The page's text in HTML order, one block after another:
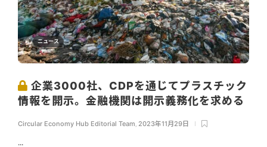
ニュース
企業3000社、CDPを通じてプラスチック
情報を開示。金融機関は開示義務化を求める
Circular Economy Hub Editorial Team 2023年11月29日
...